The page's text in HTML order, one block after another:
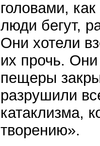
головами,
люди бегут,
Они хотели
их прочь.
пещеры
разрушили
катаклизма,
творению».